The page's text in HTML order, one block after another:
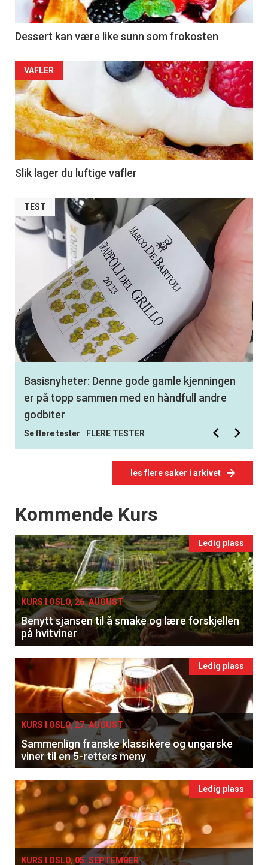
Dessert kan være like sunn som frokosten
VAFLER
Slik lager du luftige vafler
les flere saker i arkivet
TEST
Basisnyheter: Denne gode gamle kjenningen
er på topp sammen med en håndfull andre
godbiter
Se flere tester FLERE TESTER
Events
Kommende Kurs
Ledig plass
KURS I OSLO, 26. AUGUST
Benytt sjansen til å smake og lære forskjellen
på hvitviner
Ledig plass
KURS I OSLO, 27. AUGUST
Sammenlign franske klassikere og ungarske
viner til en 5-retters meny
Ledig plass
KURS I OSLO, 05. SEPTEMBER